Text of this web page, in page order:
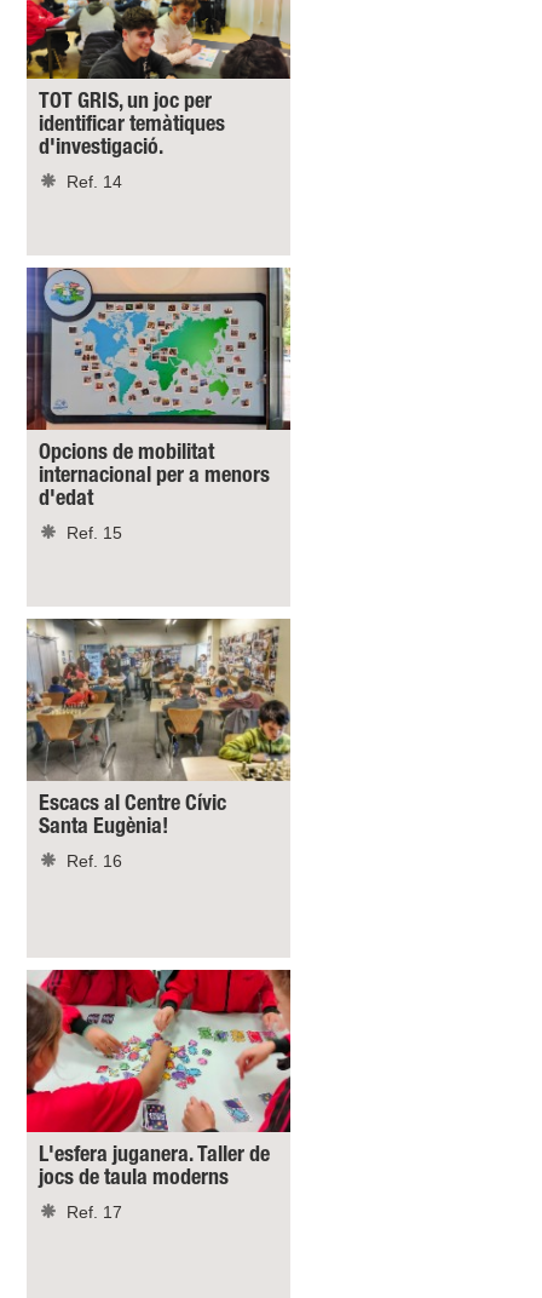
TOT GRIS, un joc per
identificar temàtiques
d'investigació.
Ref. 14
Opcions de mobilitat
internacional per a menors
d'edat
Ref. 15
Escacs al Centre Cívic
Santa Eugènia!
Ref. 16
L'esfera juganera. Taller de
jocs de taula moderns
Ref. 17